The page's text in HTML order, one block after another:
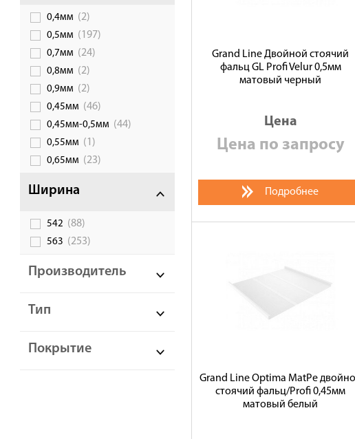
Галерея объектов
Контакты
0,4мм (2)
0,5мм (197)
0,7мм (24)
0,8мм (2)
0,9мм (2)
0,45мм (46)
0,45мм-0,5мм (44)
0,55мм (1)
0,65мм (23)
Ширина
542 (88)
563 (253)
Производитель
Тип
Покрытие
Grand Line Двойной стоячий
фальц GL Profi Velur 0,5мм
матовый черный
Цена
Цена по запросу
Подробнее
Grand Line Optima MatPe
стоячий фальц/Profi 0,45мм
матовый белый